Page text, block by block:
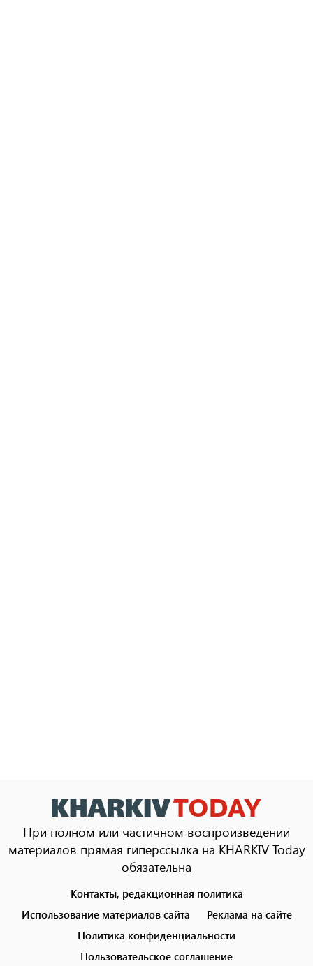
При полном или частичном воспроизведении
материалов прямая гиперссылка на KHARKIV Today
обязательна
menu
Контакты, редакционная политика
Использование материалов сайта
Реклама на сайте
Политика конфиденциальности
Пользовательское соглашение